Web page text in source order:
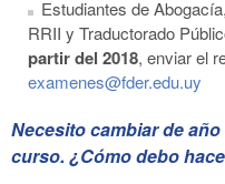
Estudiantes de
RRII y Traductorado
partir del 2018, enviar el
examenes@fder.edu.uy
Necesito cambiar de
curso. ¿Cómo debo